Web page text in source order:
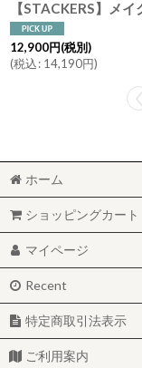
12,900円(税別)
(税込: 14,190円)
ホーム
ショッピングカート
マイページ
Recent
特定商取引法表示
ご利用案内